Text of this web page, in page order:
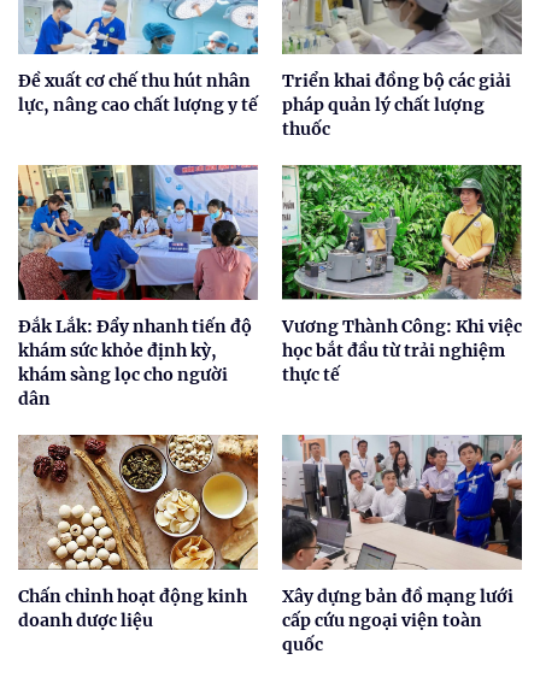
Đề xuất cơ chế thu hút nhân
lực, nâng cao chất lượng y tế
Triển khai đồng bộ các giải
pháp quản lý chất lượng
thuốc
Đắk Lắk: Đẩy nhanh tiến độ
khám sức khỏe định kỳ,
khám sàng lọc cho người
dân
Vương Thành Công: Khi việc
học bắt đầu từ trải nghiệm
thực tế
Chấn chỉnh hoạt động kinh
doanh dược liệu
Xây dựng bản đồ mạng lưới
cấp cứu ngoại viện toàn
quốc